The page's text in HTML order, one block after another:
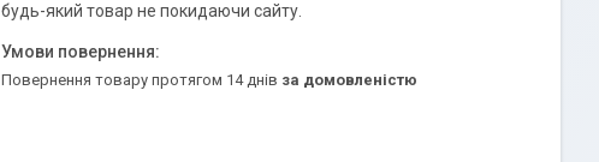
будь-який товар не покидаючи сайту.
повернення товару протягом 14 днів за домовленістю